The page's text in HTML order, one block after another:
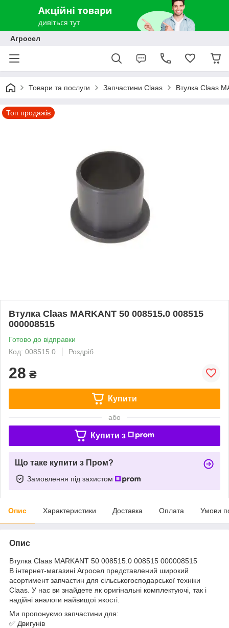
Агросел
Товари та послуги Запчастини Claas Втулка Claas
Топ продажів
Втулка Claas MARKANT 50 008515.0 008515
000008515
Готово до відправки
Код: 008515.0
Роздріб
28 ₴
Купити
або
Купити з
Що таке купити з Пром?
Замовлення під захистом
Опис Характеристики Доставка Оплата Умови
Опис
Втулка Claas MARKANT 50 008515.0 008515 000008515
В інтернет-магазині Агросел представлений широкий
асортимент запчастин для сільськогосподарської техніки
Claas. У нас ви знайдете як оригінальні комплектуючі, так і
надійні аналоги найвищої якості.
Ми пропонуємо запчастини для:
✅ Двигунів